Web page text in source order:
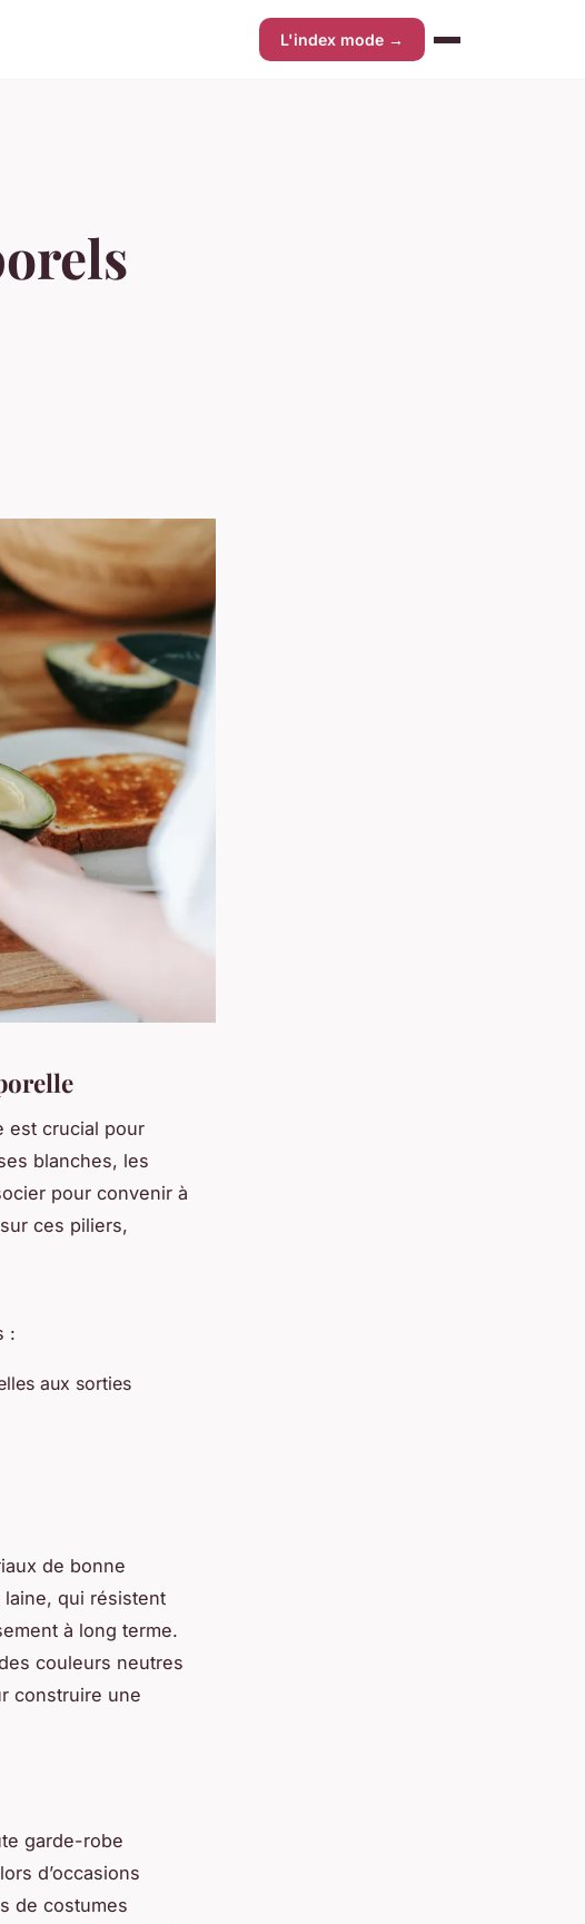
L'index mode →
est crucial pour
blanches, les
pour convenir à
ces piliers,
:
aux sorties
de bonne
qui résistent
à long terme.
couleurs neutres
construire une
garde-robe
d’occasions
de costumes